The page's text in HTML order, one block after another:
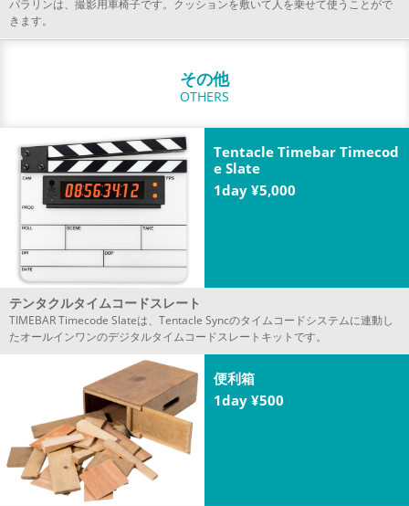
パラリンは、撮影用車椅子です。クッションを敷いて人を乗せて使うことがで
きます。
その他
OTHERS
Tentacle Timebar Timecod
e Slate
1day ¥5,000
テンタクルタイムコードスレート
TIMEBAR Timecode Slateは、Tentacle Syncのタイムコードシステムに連動し
たオールインワンのデジタルタイムコードスレートキットです。
便利箱
1day ¥500